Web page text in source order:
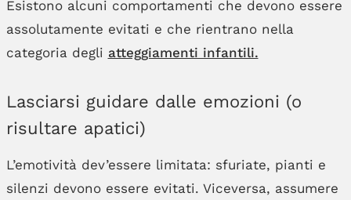
Esistono alcuni comportamenti che devono essere
assolutamente evitati e che rientrano nella
categoria degli atteggiamenti infantili.
Lasciarsi guidare dalle emozioni (o
risultare apatici)
L’emotività dev’essere limitata: sfuriate, pianti e
silenzi devono essere evitati. Viceversa, assumere